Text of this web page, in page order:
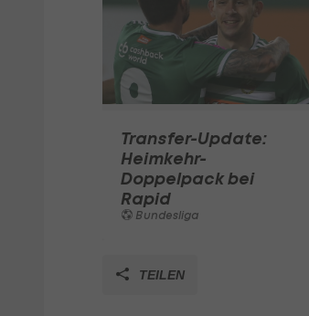
Transfer-Update:
Heimkehr-
Doppelpack bei
Rapid
Bundesliga
TEILEN